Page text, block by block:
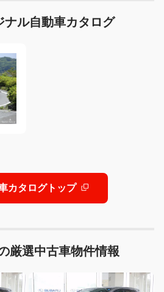
ル自動車カタログ
カタログトップ
厳選中古車物件情報